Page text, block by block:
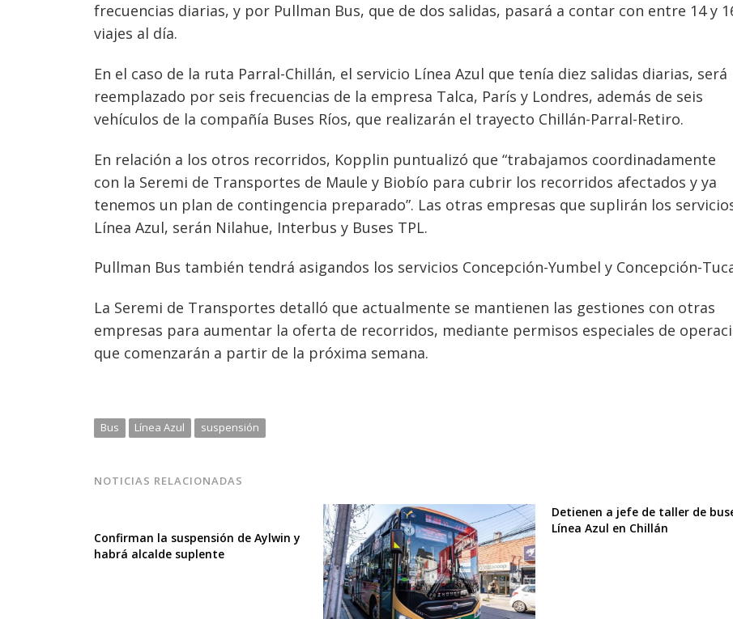
frecuencias diarias, y por Pullman Bus, que de dos salidas, pasará a contar con entre 14 y
viajes al día.
En el caso de la ruta Parral-Chillán, el servicio Línea Azul que tenía diez salidas diarias, será
reemplazado por seis frecuencias de la empresa Talca, París y Londres, además de seis
vehículos de la compañía Buses Ríos, que realizarán el trayecto Chillán-Parral-Retiro.
En relación a los otros recorridos, Kopplin puntualizó que “trabajamos coordinadamente
con la Seremi de Transportes de Maule y Biobío para cubrir los recorridos afectados y ya
tenemos un plan de contingencia preparado”. Las otras empresas que suplirán los
Línea Azul, serán Nilahue, Interbus y Buses TPL.
Pullman Bus también tendrá asigandos los servicios Concepción-Yumbel y Concepción-
La Seremi de Transportes detalló que actualmente se mantienen las gestiones con otras
empresas para aumentar la oferta de recorridos, mediante permisos especiales de
que comenzarán a partir de la próxima semana.
Bus Línea Azul suspensión
NOTICIAS RELACIONADAS
Confirman la suspensión de Aylwin y
habrá alcalde suplente
Detienen a jefe de taller de
Línea Azul en Chillán